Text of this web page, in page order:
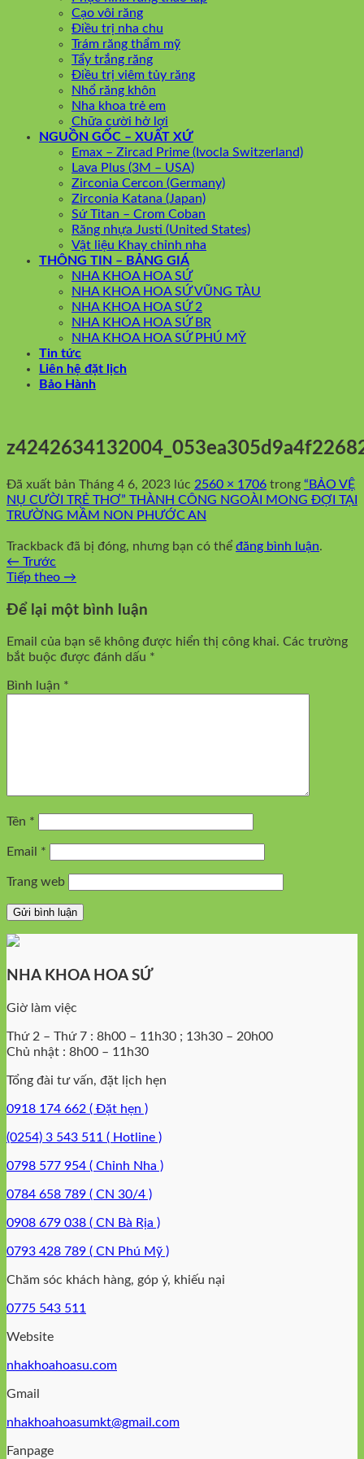
Cạo vôi răng
Điều trị nha chu
Trám răng thẩm mỹ
Tẩy trắng răng
Điều trị viêm tủy răng
Nhổ răng khôn
Nha khoa trẻ em
Chữa cười hở lợi
NGUỒN GỐC – XUẤT XỨ
Emax – Zircad Prime (Ivocla Switzerland)
Lava Plus (3M – USA)
Zirconia Cercon (Germany)
Zirconia Katana (Japan)
Sứ Titan – Crom Coban
Răng nhựa Justi (United States)
Vật liệu Khay chỉnh nha
THÔNG TIN – BẢNG GIÁ
NHA KHOA HOA SỨ
NHA KHOA HOA SỨ VŨNG TÀU
NHA KHOA HOA SỨ 2
NHA KHOA HOA SỨ BR
NHA KHOA HOA SỨ PHÚ MỸ
Tin tức
Liên hệ đặt lịch
Bảo Hành
Đã xuất bản Tháng 4 6, 2023 lúc 2560 × 1706 trong “BẢO VỆ
NỤ CƯỜI TRẺ THƠ” THÀNH CÔNG NGOÀI MONG ĐỢI TẠI
TRƯỜNG MẦM NON PHƯỚC AN
Trackback đã bị đóng, nhưng bạn có thể đăng bình luận.
← Trước
Tiếp theo →
Để lại một bình luận
Email của bạn sẽ không được hiển thị công khai. Các trường
bắt buộc được đánh dấu *
Bình luận *
Tên *
Email *
Trang web
NHA KHOA HOA SỨ
Giờ làm việc
Thứ 2 – Thứ 7 : 8h00 – 11h30 ; 13h30 – 20h00
Chủ nhật : 8h00 – 11h30
Tổng đài tư vấn, đặt lịch hẹn
0918 174 662 ( Đặt hẹn )
(0254) 3 543 511 ( Hotline )
0798 577 954 ( Chỉnh Nha )
0784 658 789 ( CN 30/4 )
0908 679 038 ( CN Bà Rịa )
0793 428 789 ( CN Phú Mỹ )
Chăm sóc khách hàng, góp ý, khiếu nại
0775 543 511
Website
nhakhoahoasu.com
Gmail
nhakhoahoasumkt@gmail.com
Fanpage